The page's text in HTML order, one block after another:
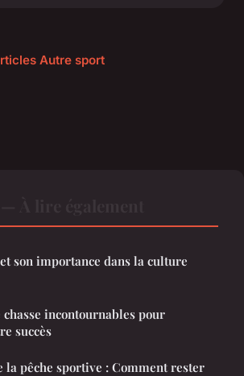
Autre sport
son importance dans la culture
chasse incontournables pour
succès
la pêche sportive : Comment rester